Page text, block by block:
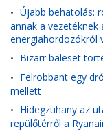
• Újabb behatolás:
annak a
energiahordozókról
• Bizarr baleset
• Felrobbant egy
mellett
• Hidegzuhany az
repülőtérről a